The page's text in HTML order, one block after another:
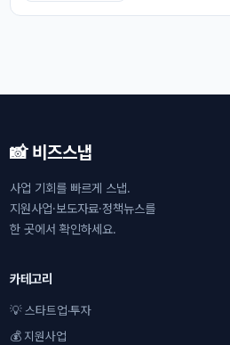
📸 비즈스냅
사업 기회를 빠르게 스냅.
지원사업·보도자료·정책뉴스를
한 곳에서 확인하세요.
카테고리
💡 스타트업·투자
💰 지원사업